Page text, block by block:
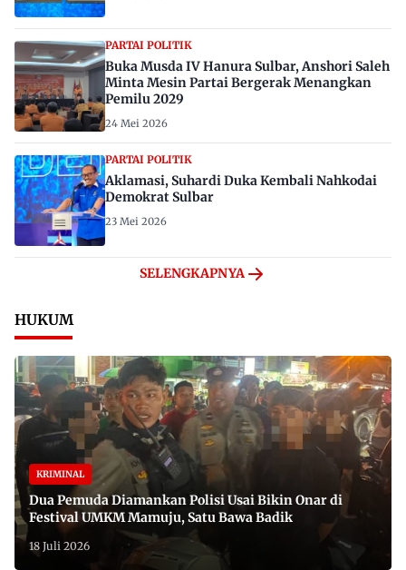
PARTAI POLITIK
Buka Musda IV Hanura Sulbar, Anshori Saleh
Minta Mesin Partai Bergerak Menangkan
Pemilu 2029
24 Mei 2026
PARTAI POLITIK
Aklamasi, Suhardi Duka Kembali Nahkodai
Demokrat Sulbar
23 Mei 2026
SELENGKAPNYA
HUKUM
KRIMINAL
Dua Pemuda Diamankan Polisi Usai Bikin Onar di
Festival UMKM Mamuju, Satu Bawa Badik
18 Juli 2026